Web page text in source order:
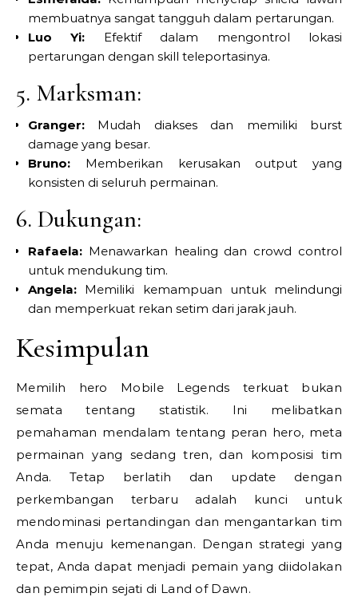
membuatnya sangat tangguh dalam pertarungan.
Luo Yi: Efektif dalam mengontrol lokasi
pertarungan dengan skill teleportasinya.
5. Marksman:
Granger: Mudah diakses dan memiliki burst
damage yang besar.
Bruno: Memberikan kerusakan output yang
konsisten di seluruh permainan.
6. Dukungan:
Rafaela: Menawarkan healing dan crowd control
untuk mendukung tim.
Angela: Memiliki kemampuan untuk melindungi
dan memperkuat rekan setim dari jarak jauh.
Kesimpulan
Memilih hero Mobile Legends terkuat bukan
semata tentang statistik. Ini melibatkan
pemahaman mendalam tentang peran hero, meta
permainan yang sedang tren, dan komposisi tim
Anda. Tetap berlatih dan update dengan
perkembangan terbaru adalah kunci untuk
mendominasi pertandingan dan mengantarkan tim
Anda menuju kemenangan. Dengan strategi yang
tepat, Anda dapat menjadi pemain yang diidolakan
dan pemimpin sejati di Land of Dawn.